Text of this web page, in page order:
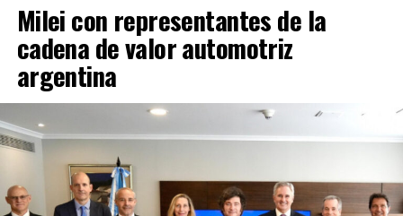
Milei con representantes de la
cadena de valor automotriz
argentina